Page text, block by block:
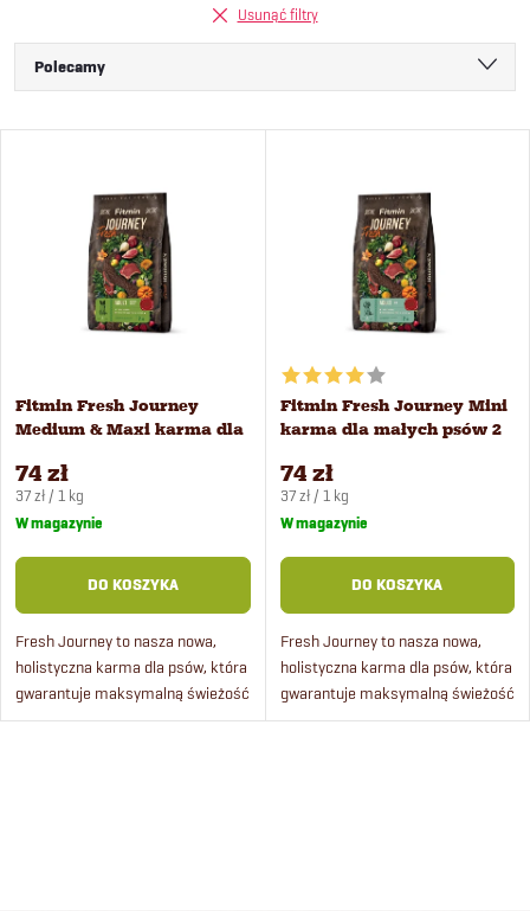
Usunąć filtry
S
o
a
n
i
e
p
r
Polecamy
Najczęściej sprzedawane
Alfabetycznie
a
p
r
o
d
u
Fitmin Fresh Journey
Medium & Maxi karma dla
74 zł
Cena
jednostkowa:
37 zł / 1 kg
W magazynie
DO KOSZYKA
Fresh Journey to nasza nowa,
holistyczna karma dla psów, która
gwarantuje maksymalną świeżość
– nawet o 80% większą niż
Fitmin Fresh Journey Mini
karma dla małych psów 2
74 zł
Cena
jednostkowa:
37 zł / 1 kg
W magazynie
DO KOSZYKA
Fresh Journey to nasza nowa,
holistyczna karma dla psów, która
gwarantuje maksymalną świeżość
– nawet o 80% większą niż